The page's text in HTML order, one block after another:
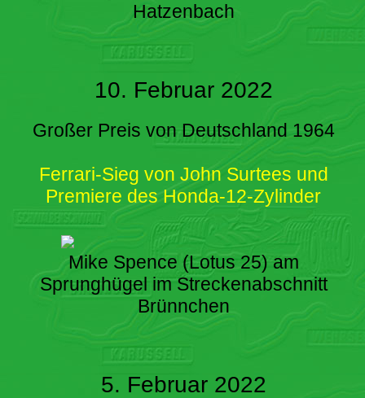
Hatzenbach
10. Februar 2022
Großer Preis von Deutschland 1964
Ferrari-Sieg von John Surtees und
Premiere des Honda-12-Zylinder
Mike Spence (Lotus 25) am
Sprunghügel im Streckenabschnitt
Brünnchen
5. Februar 2022